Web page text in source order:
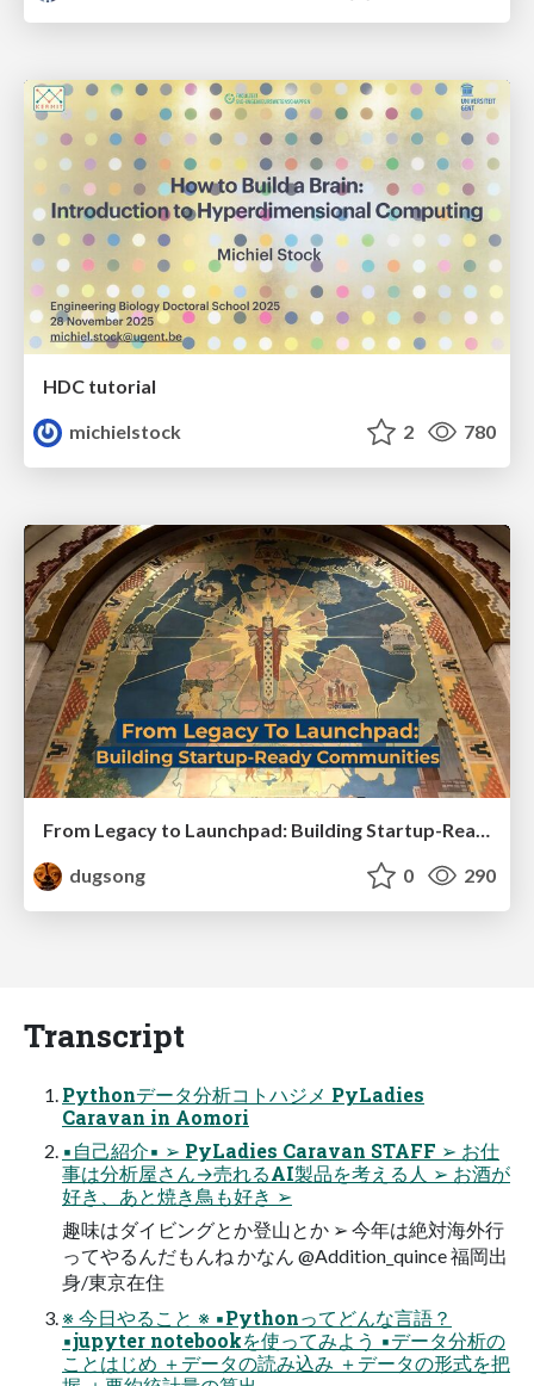
HDC tutorial
michielstock
2 780
From Legacy to Launchpad: Building Startup-Ready Communities
dugsong
0 290
Transcript
Pythonデータ分析コトハジメ PyLadies
Caravan in Aomori
▪自己紹介▪ ➢ PyLadies Caravan STAFF ➢ お仕
事は分析屋さん→売れるAI製品を考える人 ➢ お酒が
好き、あと焼き鳥も好き ➢
趣味はダイビングとか登山とか ➢ 今年は絶対海外行
ってやるんだもんね かなん @Addition_quince 福岡出
身/東京在住
※ 今日やること ※ ▪Pythonってどんな言語？
▪jupyter notebookを使ってみよう ▪データ分析の
ことはじめ ＋データの読み込み ＋データの形式を把